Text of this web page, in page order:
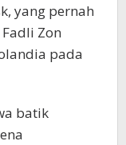
yang pernah
Zon
pada
batik